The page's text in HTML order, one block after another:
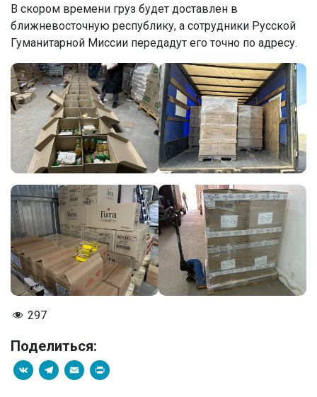
В скором времени груз будет доставлен в
ближневосточную республику, а сотрудники Русской
Гуманитарной Миссии передадут его точно по адресу.
297
Поделиться:
VK Telegram
Email